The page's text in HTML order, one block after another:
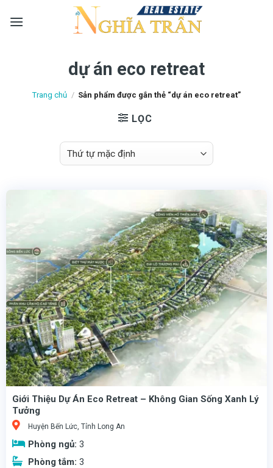
dự án eco retreat
Trang chủ / Sản phẩm được gắn thẻ “dự án eco retreat”
LỌC
Giới Thiệu Dự Án Eco Retreat – Không Gian Sống Xanh Lý
Tưởng
Huyện Bến Lức, Tỉnh Long An
Phòng ngủ: 3
Phòng tắm: 3